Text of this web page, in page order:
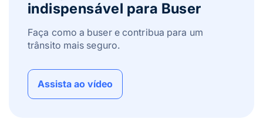
indispensável para Buser
Faça como a buser e contribua para um
trânsito mais seguro.
Assista ao vídeo